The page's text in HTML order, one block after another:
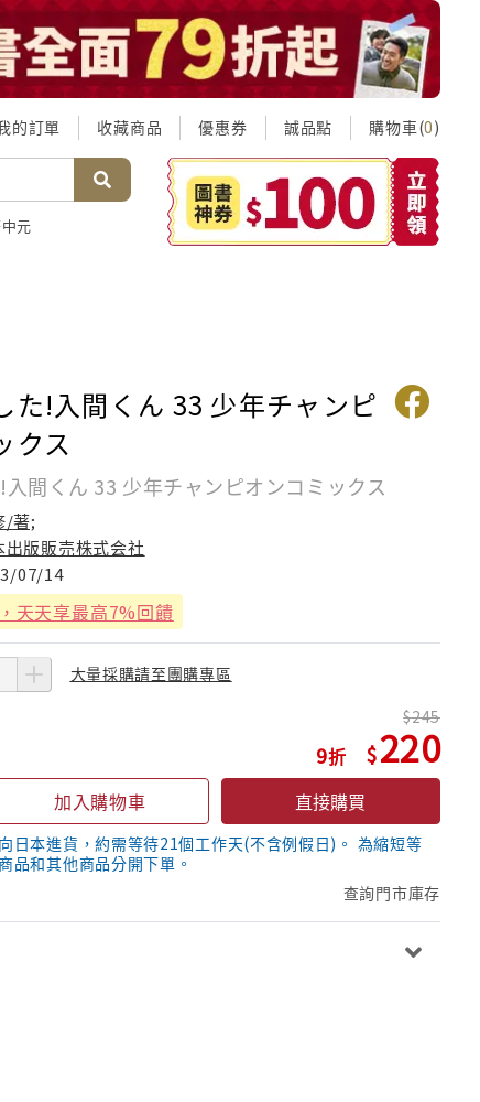
的訂單 收藏商品 優惠券 誠品點 購物車(0)
元
た!入間くん 33 少年チャンピ
クス
間くん 33 少年チャンピオンコミックス
/著;
出版販売株式会社
07/14
，天天享最高7%回饋
大量採購請至團購專區
9
245
220
加入購物車 直接購買
日本進貨，約需等待21個工作天(不含例假日)。 為縮短等
品和其他商品分開下單。
查詢門市庫存